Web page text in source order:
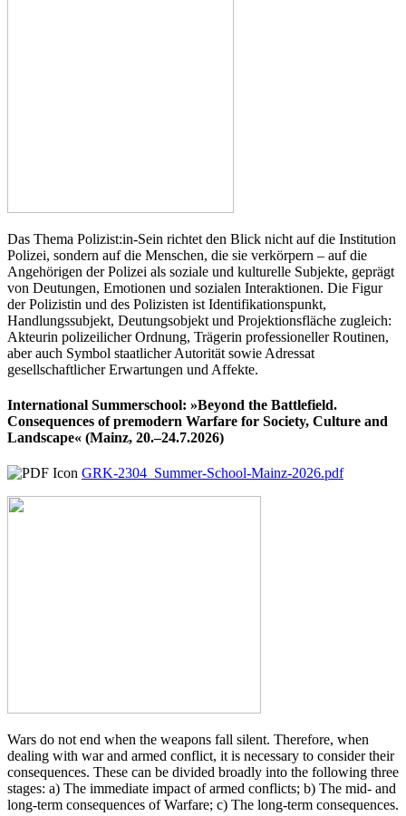
Das Thema Polizist:in-Sein richtet den Blick nicht auf die Institution
Polizei, sondern auf die Menschen, die sie verkörpern – auf die
Angehörigen der Polizei als soziale und kulturelle Subjekte, geprägt
von Deutungen, Emotionen und sozialen Interaktionen. Die Figur
der Polizistin und des Polizisten ist Identifikationspunkt,
Handlungssubjekt, Deutungsobjekt und Projektionsfläche zugleich:
Akteurin polizeilicher Ordnung, Trägerin professioneller Routinen,
aber auch Symbol staatlicher Autorität sowie Adressat
gesellschaftlicher Erwartungen und Affekte.
International Summerschool: »Beyond the Battlefield.
Consequences of premodern Warfare for Society, Culture and
Landscape« (Mainz, 20.–24.7.2026)
GRK-2304_Summer-School-Mainz-2026.pdf
Wars do not end when the weapons fall silent. Therefore, when
dealing with war and armed conflict, it is necessary to consider their
consequences. These can be divided broadly into the following three
stages: a) The immediate impact of armed conflicts; b) The mid- and
long-term consequences of Warfare; c) The long-term consequences.